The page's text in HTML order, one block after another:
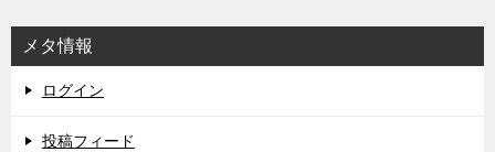
メタ情報
ログイン
投稿フィード